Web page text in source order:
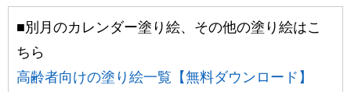
■別月のカレンダー塗り絵、その他の塗り絵はこ
ちら
高齢者向けの塗り絵一覧【無料ダウンロード】